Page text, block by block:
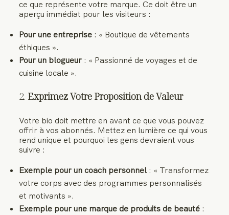
ce que représente votre marque. Ce doit être un
aperçu immédiat pour les visiteurs :
Pour une entreprise : « Boutique de vêtements
éthiques ».
Pour un blogueur : « Passionné de voyages et de
cuisine locale ».
2. Exprimez Votre Proposition de Valeur
Votre bio doit mettre en avant ce que vous pouvez
offrir à vos abonnés. Mettez en lumière ce qui vous
rend unique et pourquoi les gens devraient vous
suivre :
Exemple pour un coach personnel : « Transformez
votre corps avec des programmes personnalisés
et motivants ».
Exemple pour une marque de produits de beauté :